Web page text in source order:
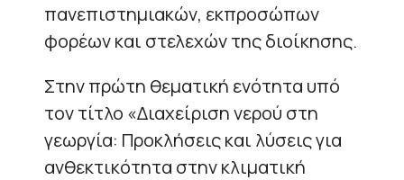
πανεπιστημιακών, εκπροσώπων
φορέων και στελεχών της διοίκησης.
Στην πρώτη θεματική ενότητα υπό
τον τίτλο «Διαχείριση νερού στη
γεωργία: Προκλήσεις και λύσεις για
ανθεκτικότητα στην κλιματική